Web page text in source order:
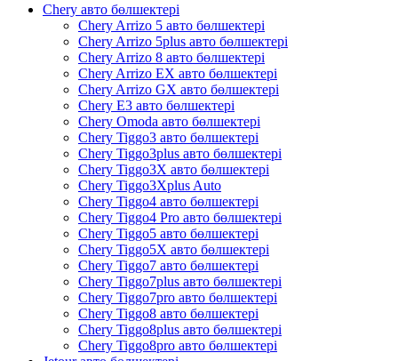
Chery авто бөлшектері
Chery Arrizo 5 авто бөлшектері
Chery Arrizo 5plus авто бөлшектері
Chery Arrizo 8 авто бөлшектері
Chery Arrizo EX авто бөлшектері
Chery Arrizo GX авто бөлшектері
Chery E3 авто бөлшектері
Chery Omoda авто бөлшектері
Chery Tiggo3 авто бөлшектері
Chery Tiggo3plus авто бөлшектері
Chery Tiggo3X авто бөлшектері
Chery Tiggo3Xplus Auto
Chery Tiggo4 авто бөлшектері
Chery Tiggo4 Pro авто бөлшектері
Chery Tiggo5 авто бөлшектері
Chery Tiggo5X авто бөлшектері
Chery Tiggo7 авто бөлшектері
Chery Tiggo7plus авто бөлшектері
Chery Tiggo7pro авто бөлшектері
Chery Tiggo8 авто бөлшектері
Chery Tiggo8plus авто бөлшектері
Chery Tiggo8pro авто бөлшектері